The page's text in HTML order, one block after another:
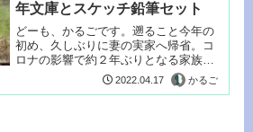
年文庫とスケッチ鉛筆セット
どーも、かるごです。遡ること今年の
初め、久しぶりに妻の実家へ帰省。コ
ロナの影響で約２年ぶりとなる家族の
2022.04.17 かるご